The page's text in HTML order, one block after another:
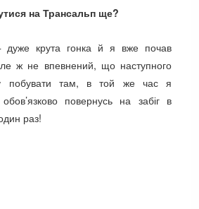
на Трансальп ще?
крута гонка й я вже почав
ж не впевнений, що наступного
побувати там, в той же час я
повернусь на забіг в
раз!